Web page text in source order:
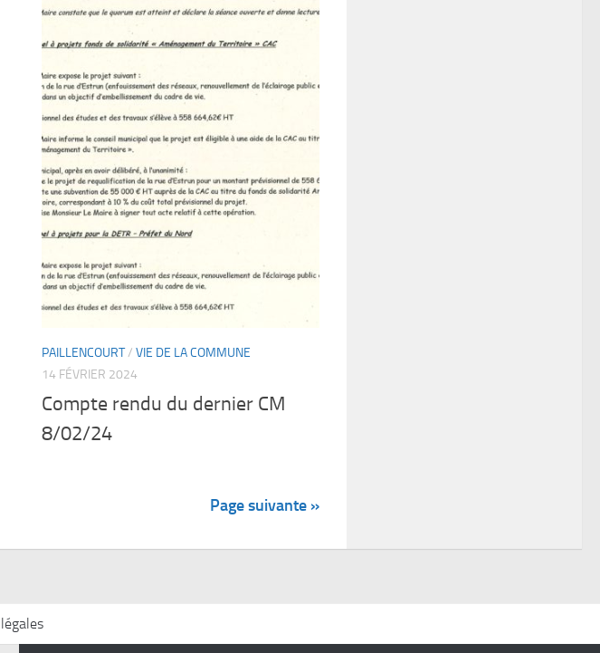
PAILLENCOURT/ VIE DE LA COMMUNE
14 FÉVRIER 2024
Compte rendu du dernier CM
8/02/24
Page suivante »